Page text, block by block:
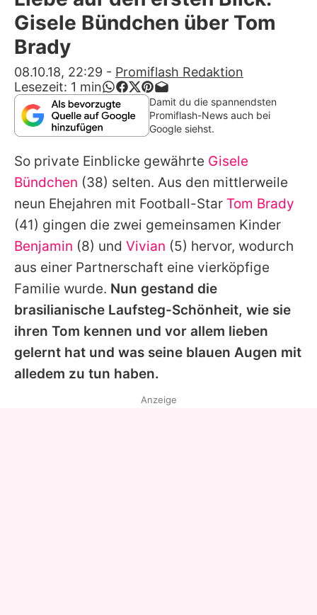
Alle Themen auf Promiflash
App runterladen
Team
Redaktionelle Richtlinien
Impressum
Datenschutzerklärung
Nutzungsbedingungen
Utiq verwalten
Gisele Bündchen über Tom
Brady
08.10.18, 22:29 - Promiflash Redaktion
Lesezeit: 1 min
Damit du die spannendsten
Promiflash-News auch bei
Google siehst.
So private Einblicke gewährte Gisele
Bündchen (38) selten. Aus den mittlerweile
neun Ehejahren mit Football-Star Tom Brady
(41) gingen die zwei gemeinsamen Kinder
Benjamin (8) und Vivian (5) hervor, wodurch
aus einer Partnerschaft eine vierköpfige
Familie wurde. Nun gestand die
brasilianische Laufsteg-Schönheit, wie sie
ihren Tom kennen und vor allem lieben
gelernt hat und was seine blauen Augen mit
alledem zu tun haben.
Anzeige